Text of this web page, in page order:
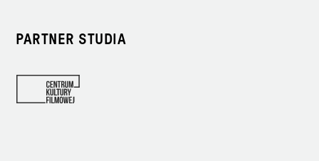
PARTNER STUDIA